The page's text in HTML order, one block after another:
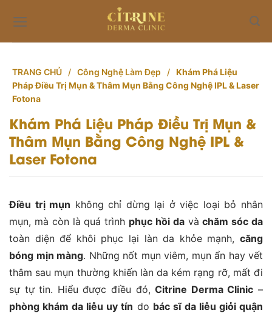
content
TRANG CHỦ / Công Nghệ Làm Đẹp / Khám Phá Liệu
Pháp Điều Trị Mụn & Thâm Mụn Bằng Công Nghệ IPL & Laser
Fotona
Khám Phá Liệu Pháp Điều Trị Mụn &
Thâm Mụn Bằng Công Nghệ IPL &
Laser Fotona
Điều trị mụn không chỉ dừng lại ở việc loại bỏ nhân
mụn, mà còn là quá trình phục hồi davàchăm sóc da
toàn diện để khôi phục lại làn da khỏe mạnh, căng
bóng mịn màng. Những nốt mụn viêm, mụn ẩn hay vết
thâm sau mụn thường khiến làn da kém rạng rỡ, mất đi
sự tự tin. Hiểu được điều đó,Citrine Derma Clinic –
phòng khám da liễu uy tín do bác sĩ da liễu giỏi quận